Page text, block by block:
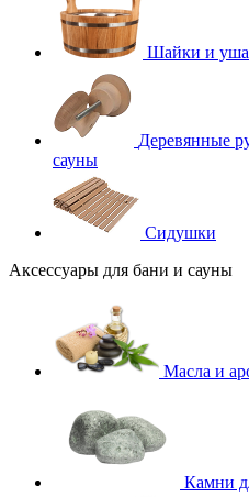
Шайки и
Деревянные
сауны
Сидушки
Аксессуары для бани и сауны
Масла и
Камни